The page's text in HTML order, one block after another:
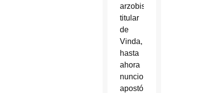
arzobispo
titular
de
Vinda,
hasta
ahora
nuncio
apostólica